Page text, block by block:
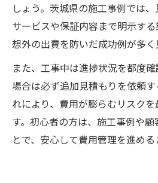
しょう。茨城県の施工事例では
サービスや保証内容まで明示す
想外の出費を防いだ成功例が多く
また、工事中は進捗状況を都度
場合は必ず追加見積もりを依頼
れにより、費用が膨らむリスク
す。初心者の方は、施工事例や
とで、安心して費用管理を進める